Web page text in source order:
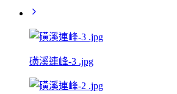
磺溪連峰-3 .jpg